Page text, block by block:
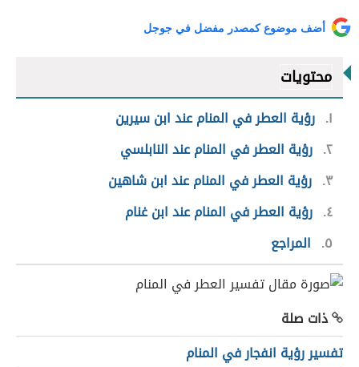
أضف موضوع كمصدر مفضل في جوجل
محتويات
١ رؤية العطر في المنام عند ابن سيرين
٢ رؤية العطر في المنام عند النابلسي
٣ رؤية العطر في المنام عند ابن شاهين
٤ رؤية العطر في المنام عند ابن غنام
٥
المراجع
ذات صلة
تفسير رؤية انفجار في المنام